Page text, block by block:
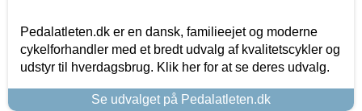
Pedalatleten.dk er en dansk, familieejet og moderne
cykelforhandler med et bredt udvalg af kvalitetscykler og
udstyr til hverdagsbrug. Klik her for at se deres udvalg.
Se udvalget på Pedalatleten.dk